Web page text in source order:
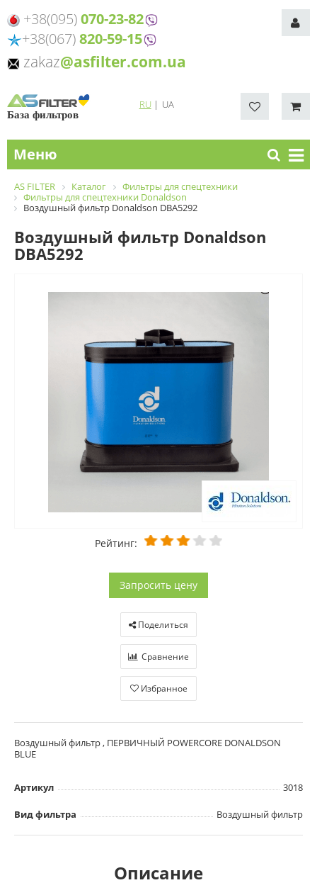
+38(095)070-23-82
+38(067)820-59-15
zakaz@asfilter.com.ua
База фильтров
RU| UA
Меню
AS FILTER Каталог
Фильтры для спецтехники
Фильтры для спецтехники Donaldson
Воздушный фильтр Donaldson DBA5292
Воздушный фильтр Donaldson
DBA5292
Рейтинг:
Запросить цену
Поделиться
Сравнение
Избранное
Воздушный фильтр , ПЕРВИЧНЫЙ POWERCORE DONALDSON
BLUE
Артикул 3018
Вид фильтра Воздушный фильтр
Описание